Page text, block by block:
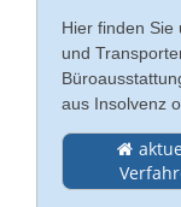
Datenschutz
Rechtliche
AGB
Türkçe
Hier finden
und
aus Insolvenz